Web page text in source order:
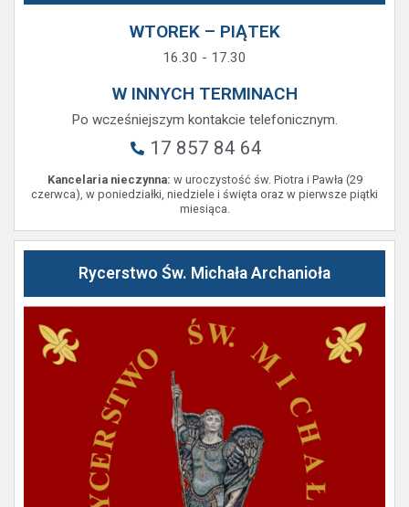
WTOREK – PIĄTEK
16.30 - 17.30
W INNYCH TERMINACH
Po wcześniejszym kontakcie telefonicznym.
17 857 84 64
Kancelaria nieczynna: w uroczystość św. Piotra i Pawła (29
czerwca), w poniedziałki, niedziele i święta oraz w pierwsze piątki
miesiąca.
Rycerstwo Św. Michała Archanioła